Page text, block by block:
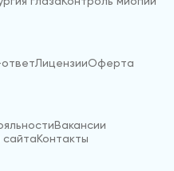
ЛицензииОферта
Вакансии
сайтаКонтакты